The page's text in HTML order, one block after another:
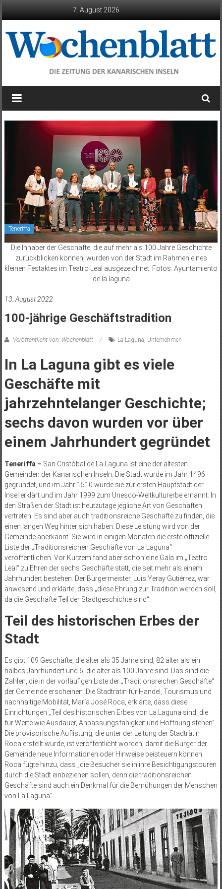
7. August 2026
Wochenblatt
die
Teneriffa
Die Inhaber der Geschäfte, die auf mehr als 100 Jahre Geschichte
zurückblicken können, wurden von der Stadt im Rahmen eines
kleinen Festaktes im Teatro Leal ausgezeichnet. Fotos: Ayuntamiento
de la laguna
13. August 2022
100-jährige Geschäftstradition
Veröffentlicht von: Wochenblatt La Laguna Unternehmen
In La Laguna gibt es viele
Geschäfte mit
jahrzehntelanger Geschichte;
sechs davon wurden vor über
einem Jahrhundert gegründet
Teneriffa – San Cristóbal de La Laguna ist eine der ältesten
Gemeinden der Kanarischen Inseln. Die Stadt wurde im Jahr 1496
gegründet, und im Jahr 1510 wurde sie zur ersten Hauptstadt der
Insel erklärt und im Jahr 1999 zum Unesco-Weltkulturerbe ernannt. In
den Straßen der Stadt ist heutzutage jegliche Art von Geschäften
vertreten. Es sind aber auch traditionsreiche Geschäfte zu finden, die
einen langen Weg hinter sich haben. Diese Leistung wird von der
Gemeinde anerkannt. Sie wird in einigen Monaten die erste offizielle
Liste der „Traditionsreichen Geschäfte von La Laguna“
veröffentlichen. Vor Kurzem fand aber schon eine Gala im „Teatro
Leal“ zu Ehren der sechs Geschäfte statt, die seit mehr als einem
Jahrhundert bestehen. Der Bürgermeister, Luis Yeray Gutiérrez, war
anwesend und erklärte, dass „diese Ehrung zur Tradition werden soll,
da die Geschäfte Teil der Stadtgeschichte sind“.
Teil des historischen Erbes der
Stadt
Es gibt 109 Geschäfte, die älter als 35 Jahre sind, 82 älter als ein
halbes Jahrhundert und 6, die älter als 100 Jahre sind. Das sind die
Zahlen, die in der vorläufigen Liste der „Traditionsreichen Geschäfte“
der Gemeinde erscheinen. Die Stadträtin für Handel, Tourismus und
nachhaltige Mobilität, María José Roca, erklärte, dass diese
Einrichtungen „Teil des historischen Erbes von La Laguna sind, die
für Werte wie Ausdauer, Anpassungsfähigkeit und Hoffnung stehen“.
Die provisorische Auflistung, die unter der Leitung der Stadträtin
Roca erstellt wurde, ist veröffentlicht worden, damit die Bürger der
Gemeinde neue Informationen oder Hinweise beisteuern können.
Roca fügte hinzu, dass „die Besucher sie in ihre Besichtigungstouren
durch die Stadt einbeziehen sollen, denn die traditionsreichen
Geschäfte sind auch ein Denkmal für die Bemühungen der Menschen
von La Laguna“.